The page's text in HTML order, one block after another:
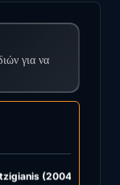
για να
(2004)